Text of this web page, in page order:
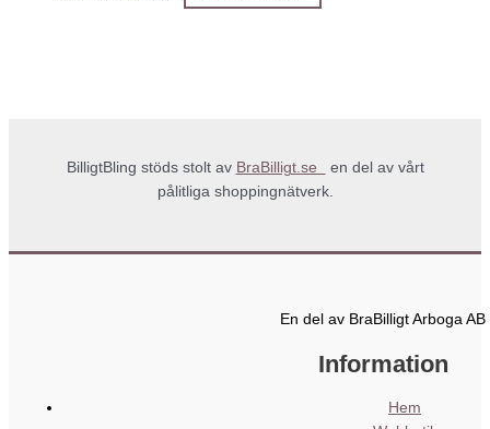
BilligtBling stöds stolt av BraBilligt.se
en del av vårt
pålitliga shoppingnätverk.
En del av BraBilligt Arboga AB
Information
Hem